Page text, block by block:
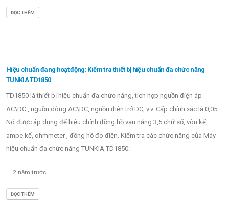
ĐỌC THÊM
Hiệu chuẩn đang hoạt động: Kiểm tra thiết bị hiệu chuẩn đa chức năng
TUNKIA TD1850
TD1850 là thiết bị hiệu chuẩn đa chức năng, tích hợp nguồn điện áp
AC\DC , nguồn dòng AC\DC, nguồn điện trở DC, v.v. Cấp chính xác là 0,05.
Nó được áp dụng để hiệu chỉnh đồng hồ vạn năng 3,5 chữ số, vôn kế,
ampe kế, ohmmeter , đồng hồ đo điện. Kiểm tra các chức năng của Máy
hiệu chuẩn đa chức năng TUNKIA TD1850:
2 năm trước
ĐỌC THÊM